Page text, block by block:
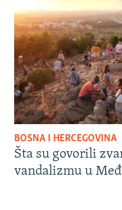
BOSNA I HERCEGOVINA
Šta su govorili
vandalizmu u